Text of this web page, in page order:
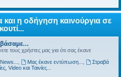
και η οδήγηση καινούργια σε
κουτί...
τους χρήστες μας για ότι σας έκανε
Μας έκανε εντύπωση...
Στραβά
Video και Ταινίες...